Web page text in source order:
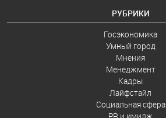
РУБРИКИ
Госэкономика
Умный город
Мнения
Менеджмент
Кадры
Лайфстайл
Социальная сфера